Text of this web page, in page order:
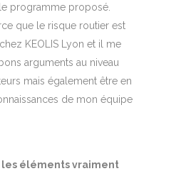
programme proposé.
que le risque routier est
KEOLIS Lyon et il me
arguments au niveau
mais également être en
de mon équipe
les éléments vraiment